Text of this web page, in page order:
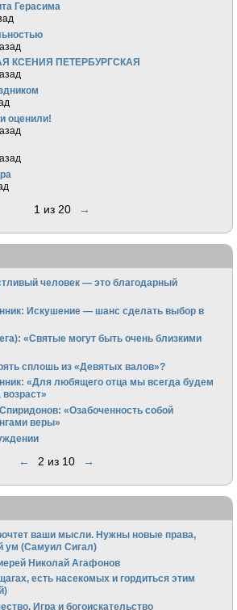
Герасима
КСЕНИЯ ПЕТЕРБУРГСКАЯ
оценили!
1 из 20 →
человек — это благодарный
Искушение — шанс сделать выбор в
«Святые могут быть очень близкими
сплошь из «Девятых валов»?
«Для любящего отца мы всегда будем
«Озабоченность собой
веры»
← 2 из 10 →
ваши мысли. Нужны новые права,
ум (Самуил Сигал)
Николай Агафонов
есть насекомых и гордиться этим
Игра и богоискательство